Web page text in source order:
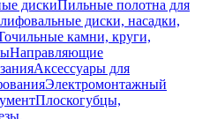
дискиПильные полотна для
диски, насадки,
камни, круги,
Направляющие
Аксессуары для
Электромонтажный
Плоскогубцы,